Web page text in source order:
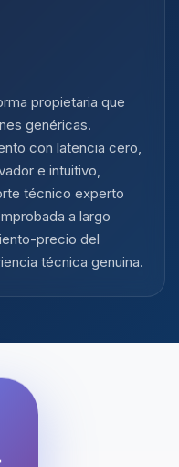
propietaria que
genéricas.
con latencia cero,
e intuitivo,
técnico experto
a largo
precio del
técnica genuina.